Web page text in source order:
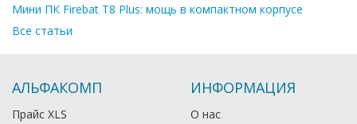
Мини ПК Firebat T8 Plus: мощь в компактном корпусе
Все статьи
АЛЬФАКОМП
Прайс XLS
ИНФОРМАЦИЯ
О нас